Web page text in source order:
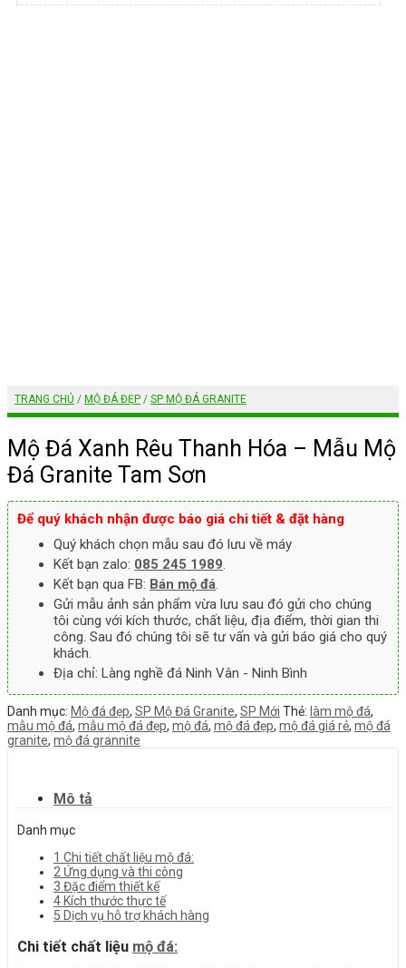
TRANG CHỦ / MỘ ĐÁ ĐẸP / SP MỘ ĐÁ GRANITE
Mộ Đá Xanh Rêu Thanh Hóa – Mẫu Mộ
Đá Granite Tam Sơn
Để quý khách nhận được báo giá chi tiết & đặt hàng
Quý khách chọn mẫu sau đó lưu về máy
Kết bạn zalo: 085 245 1989.
Kết bạn qua FB: Bán mộ đá.
Gửi mẫu ảnh sản phẩm vừa lưu sau đó gửi cho chúng
tôi cùng với kích thước, chất liệu, địa điểm, thời gian thi
công. Sau đó chúng tôi sẽ tư vấn và gửi báo giá cho quý
khách.
Địa chỉ: Làng nghề đá Ninh Vân - Ninh Bình
Danh mục: Mộ đá đẹp, SP Mộ Đá Granite, SP Mới Thẻ: làm mộ đá,
mẫu mộ đá, mẫu mộ đá đẹp, mộ đá, mộ đá đẹp, mộ đá giá rẻ, mộ đá
granite, mộ đá grannite
Mô tả
Danh mục
1 Chi tiết chất liệu mộ đá:
2 Ứng dụng và thi công
3 Đặc điểm thiết kế
4 Kích thước thực tế
5 Dịch vụ hỗ trợ khách hàng
Chi tiết chất liệu mộ đá: